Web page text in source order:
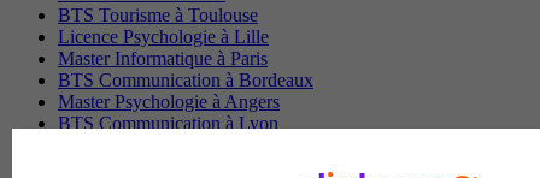
BTS Tourisme à Toulouse
Licence Psychologie à Lille
Master Informatique à Paris
BTS Communication à Bordeaux
Master Psychologie à Angers
BTS Communication à Lyon